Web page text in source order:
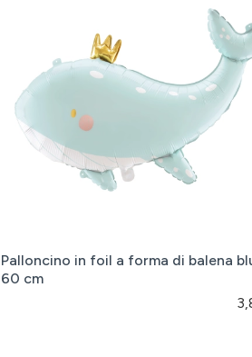
Palloncino in foil a forma di balena
60 cm